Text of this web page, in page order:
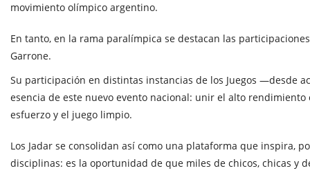
movimiento olímpico argentino.
En tanto, en la rama paralímpica se destacan las
Garrone.
Su participación en distintas instancias de los Juegos —desde
esencia de este nuevo evento nacional: unir el alto
esfuerzo y el juego limpio.
Los Jadar se consolidan así como una plataforma que inspira,
disciplinas: es la oportunidad de que miles de chicos, chicas y